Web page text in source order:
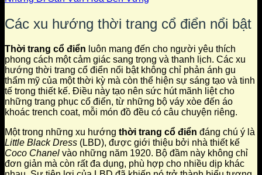
Các xu hướng thời trang cổ điển nổi bật
Thời trang cổ điển luôn mang đến cho người yêu thích
phong cách một cảm giác sang trọng và thanh lịch. Các xu
hướng thời trang cổ điển nổi bật không chỉ phản ánh gu
thẩm mỹ của một thời kỳ mà còn thể hiện sự sáng tạo và tinh
tế trong thiết kế. Điều này tạo nên sức hút mãnh liệt cho
những trang phục cổ điển, từ những bộ váy xòe đến áo
khoác trench coat, mỗi món đồ đều có câu chuyện riêng.
Một trong những xu hướng thời trang cổ điển đáng chú ý là
Little Black Dress (LBD), được giới thiệu bởi nhà thiết kế
Coco Chanel vào những năm 1920. Bộ đầm này không chỉ
đơn giản mà còn rất đa dụng, phù hợp cho nhiều dịp khác